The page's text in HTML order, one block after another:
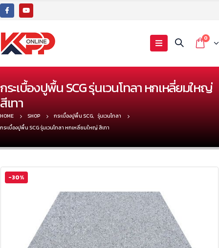
0
กระเบื้องปูพื้น SCG รุ่นเวนโทลา หกเหลี่ยมใหญ่
สีเทา
HOME SHOP กระเบื้องปูพื้น SCG, รุ่นเวนโทลา
กระเบื้องปูพื้น SCG รุ่นเวนโทลา หกเหลี่ยมใหญ่ สีเทา
-30%